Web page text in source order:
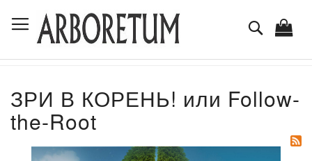
to
Content
Поиск
ЗРИ В КОРЕНЬ! или Follow-
the-Root